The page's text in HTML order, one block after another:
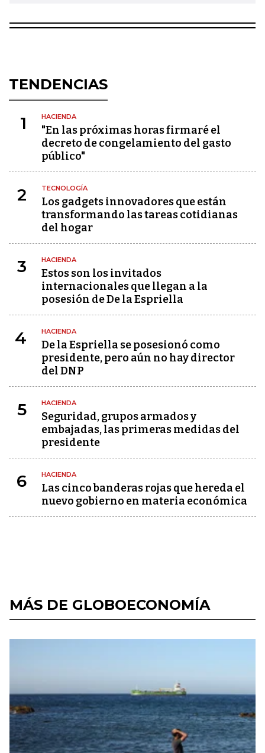
TENDENCIAS
1 HACIENDA
"En las próximas horas firmaré el
decreto de congelamiento del gasto
público"
2 TECNOLOGÍA
Los gadgets innovadores que están
transformando las tareas cotidianas
del hogar
3 HACIENDA
Estos son los invitados
internacionales que llegan a la
posesión de De la Espriella
4 HACIENDA
De la Espriella se posesionó como
presidente, pero aún no hay director
del DNP
5 HACIENDA
Seguridad, grupos armados y
embajadas, las primeras medidas del
presidente
6 HACIENDA
Las cinco banderas rojas que hereda el
nuevo gobierno en materia económica
MÁS DE GLOBOECONOMÍA